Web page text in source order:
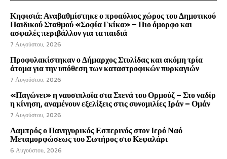
Κηφισιά: Αναβαθμίστηκε ο προαύλιος χώρος του Δημοτικού
Παιδικού Σταθμού «Σοφία Γκίκα» – Πιο όμορφο και
ασφαλές περιβάλλον για τα παιδιά
7 Αυγούστου, 2026
Προφυλακίστηκαν ο Δήμαρχος Στυλίδας και ακόμη τρία
άτομα για την υπόθεση των καταστροφικών πυρκαγιών
7 Αυγούστου, 2026
«Παγώνει» η ναυσιπλοΐα στα Στενά του Ορμούζ – Στο ναδίρ
η κίνηση, αναμένουν εξελίξεις στις συνομιλίες Ιράν – Ομάν
7 Αυγούστου, 2026
Λαμπρός ο Πανηγυρικός Εσπερινός στον Ιερό Ναό
Μεταμορφώσεως του Σωτήρος στο Κεφαλάρι
6 Αυγούστου, 2026